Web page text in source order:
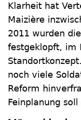
Klarheit hat
Maizière
2011 wurden
festgeklopft, im
noch viele
Reform
Feinplanung